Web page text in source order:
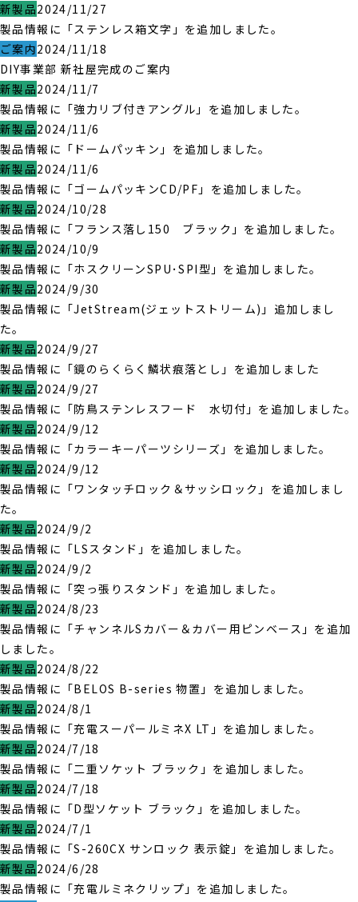
新製品2024/11/27
製品情報に「ステンレス箱文字」を追加しました。
ご案内2024/11/18
DIY事業部 新社屋完成のご案内
新製品2024/11/7
製品情報に「強力リブ付きアングル」を追加しました。
新製品2024/11/6
製品情報に「ドームパッキン」を追加しました。
新製品2024/11/6
製品情報に「ゴームパッキンCD/PF」を追加しました。
新製品2024/10/28
製品情報に「フランス落し150 ブラック」を追加しました。
新製品2024/10/9
製品情報に「ホスクリーンSPU･SPI型」を追加しました。
新製品2024/9/30
製品情報に「JetStream(ジェットストリーム)」追加しまし
た。
新製品2024/9/27
製品情報に「鏡のらくらく鱗状痕落とし」を追加しました
新製品2024/9/27
製品情報に「防鳥ステンレスフード 水切付」を追加しました。
新製品2024/9/12
製品情報に「カラーキーパーツシリーズ」を追加しました。
新製品2024/9/12
製品情報に「ワンタッチロック＆サッシロック」を追加しまし
た。
新製品2024/9/2
製品情報に「LSスタンド」を追加しました。
新製品2024/9/2
製品情報に「突っ張りスタンド」を追加しました。
新製品2024/8/23
製品情報に「チャンネルSカバー＆カバー用ピンベース」を追加
しました。
新製品2024/8/22
製品情報に「BELOS B-series 物置」を追加しました。
新製品2024/8/1
製品情報に「充電スーパールミネX LT」を追加しました。
新製品2024/7/18
製品情報に「二重ソケット ブラック」を追加しました。
新製品2024/7/18
製品情報に「D型ソケット ブラック」を追加しました。
新製品2024/7/1
製品情報に「S-260CX サンロック 表示錠」を追加しました。
新製品2024/6/28
製品情報に「充電ルミネクリップ」を追加しました。